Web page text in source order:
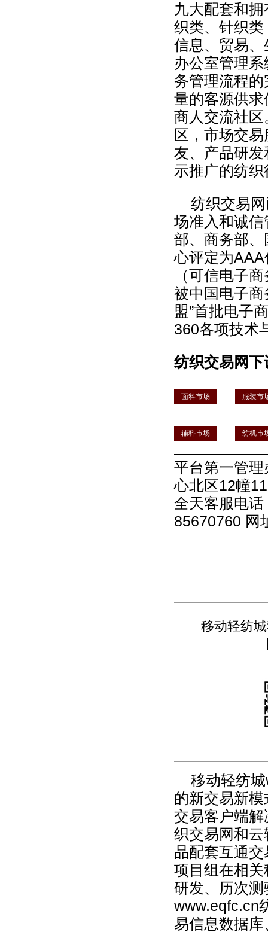
九大配套和
织类、针织
信息、贸易
办公室管理
务管理流程
量的客源供
商人交流社
区，市场交
友、产品研
示推广的纺
纺织交易
场准入和诚
部、商务部
心评定为
（可信电子
被中国电子商
盟”首批电子
360各项技术
纺织交易网
面料市场 服装市
辅料市场 纺机市
平台第一管
心北区12幢
全天客服电
85670760 网
移动轻纺
移动轻纺
的新交易新
交易客户端
织交易网和
品配套互通
项目组在相
研发、历次
www.eqfc.cn
易信息数据